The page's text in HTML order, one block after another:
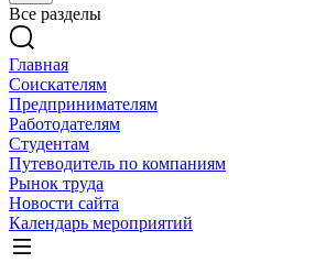
Все разделы
Главная
Соискателям
Предпринимателям
Работодателям
Студентам
Путеводитель по компаниям
Рынок труда
Новости сайта
Календарь мероприятий